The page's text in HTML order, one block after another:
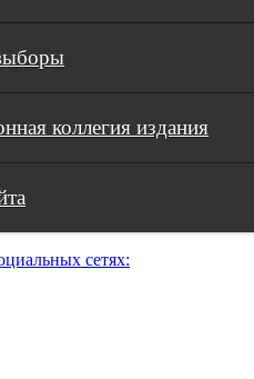
коллегия издания
сетях: